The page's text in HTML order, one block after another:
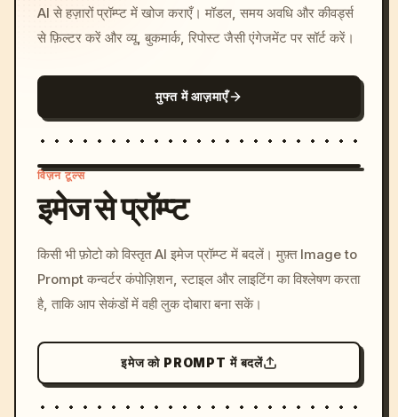
AI से हज़ारों प्रॉम्प्ट में खोज कराएँ। मॉडल, समय अवधि और कीवर्ड्स
से फ़िल्टर करें और व्यू, बुकमार्क, रिपोस्ट जैसी एंगेजमेंट पर सॉर्ट करें।
मुफ्त में आज़माएँ
c, cyberpunk sunset, neon
colors, 8k --v 6.0
विज़न टूल्स
इमेज से प्रॉम्प्ट
किसी भी फ़ोटो को विस्तृत AI इमेज प्रॉम्प्ट में बदलें। मुफ़्त Image to
Prompt कन्वर्टर कंपोज़िशन, स्टाइल और लाइटिंग का विश्लेषण करता
है, ताकि आप सेकंडों में वही लुक दोबारा बना सकें।
इमेज को PROMPT में बदलें